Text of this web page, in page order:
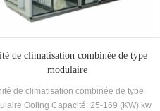
de climatisation combinée de type
modulaire
de climatisation combinée de type
Ooling Capacité: 25-169 (KW) kw